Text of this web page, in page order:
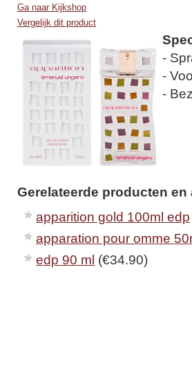
Ga naar Kijkshop
Vergelijk dit product
-
-
-
Gerelateerde producten
apparition gold 100ml edp
apparation pour omme
edp 90 ml (€34.90)